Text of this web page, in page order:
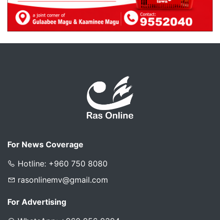
For News Coverage
Hotline: +960 750 8080
rasonlinemv@gmail.com
For Advertising